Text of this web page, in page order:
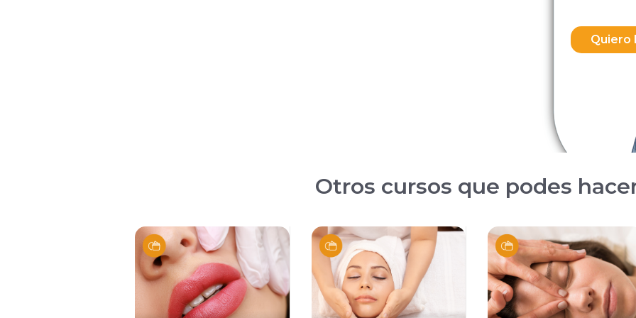
Otros cursos que podes